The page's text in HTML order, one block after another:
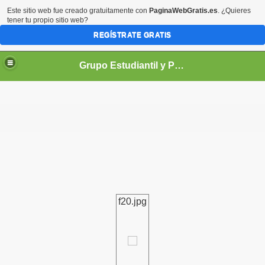
Grupo Estudiantil y Profesional de Univalle - GEPU -
f20.jpg
Este sitio web fue creado gratuitamente con PaginaWebGratis.es. ¿Quieres
tener tu propio sitio web?
REGÍSTRATE GRATIS